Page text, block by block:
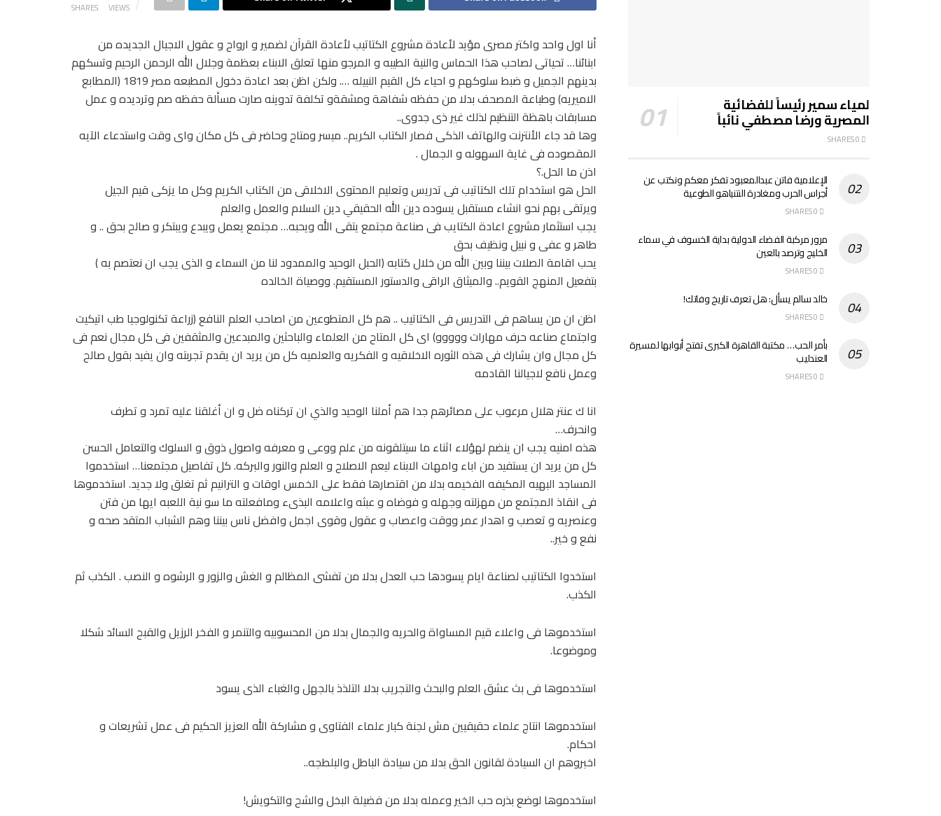
SHARES VIEWS
أنا اول واحد واكتر مصرى مؤيد لأعادة مشروع الكتاتيب لأعادة القرآن لضمير و ارواح و عقول الاجيال الجديده من
ابنائنا… تحياتى لصاحب هذا الحماس والنية الطيبه و المرجو منها تعلق الابناء بعظمة وجلال الله الرحمن الرحيم وتسكهم
بدينهم الجميل و ضبط سلوكهم و احياء كل القيم النبيله …. ولكن اظن بعد اعادة دخول المطبعه مصر 1819 (المطابع
الاميريه) وطباعة المصحف بدلا من حفظه شفاهة ومشقةو تكلفة تدوينه صارت مسألة حفظه صم وترديده و عمل
مسابقات باهظة التنظيم لذلك غير ذى جدوى..
وها قد جاء الأنترنت والهاتف الذكى فصار الكتاب الكريم.. ميسر ومتاح وحاضر فى كل مكان واى وقت واستدعاء الآيه
المقصوده فى غاية السهوله و الجمال .
اذن ما الحل.؟
الحل هو استخدام تلك الكتاتيب فى تدريس وتعليم المحتوى الاخلاقى من الكتاب الكريم وكل ما يزكى قيم الجيل
ويرتقى بهم نحو انشاء مستقبل يسوده دين الله الحقيقي دين السلام والعمل والعلم
يجب استثمار مشروع اعادة الكتايب فى صناعة مجتمع يتقى الله ويحبه… مجتمع يعمل ويبدع ويبتكر و صالح بحق .. و
طاهر و عفى و نبيل ونظيف بحق
يحب اقامة الصلات بيننا وبين الله من خلال كتابه (الحبل الوحيد والممدود لنا من السماء و الذى يجب ان نعتصم به )
بتفعيل المنهج القويم.. والميثاق الراقى والدستور المستقيم. ووصياة الخالده
اظن ان من يساهم فى التدريس فى الكتاتيب .. هم كل المتطوعين من اصاحب العلم النافع (زراعة تكنولوجيا طب اتيكيت
واجتماع صناعه حرف مهارات ووووو) اى كل المتاح من العلماء والباحثين والمبدعين والمثقفين فى كل مجال نعم فى
كل مجال وان يشارك فى هذه الثوره الاخلاقيه و الفكريه والعلميه كل من يريد ان يقدم تجربته وان يفيد بقول صالح
وعمل نافع لاجيالنا القادمه
انا ك عنتر هلال مرعوب على مصائرهم جدا هم أملنا الوحيد والذي ان تركناه ضل و ان أغلقنا عليه تمرد و تطرف
وانحرف…
هذه امنيه يجب ان ينضم لهؤلاء اثناء ما سيتلقونه من علم ووعى و معرفه واصول ذوق و السلوك والتعامل الحسن
كل من يريد ان يستفيد من اباء وامهات الابناء ليعم الاصلاح و العلم والنور والبركه. كل تفاصيل مجتمعنا… استخدموا
المساجد البهيه المكيفه الفخيمه بدلا من اقتصارها فقط على الخمس اوقات و الترانيم ثم تغلق ولا جديد. استخدموها
فى انقاذ المجتمع من مهزلته وجهله و فوضاه و عبثه واعلامه البذىء ومافعلته ما سو نية اللعبه ايها من فتن
وعنصريه و تعصب و اهدار عمر ووقت واعصاب و عقول وقوى اجمل وافضل ناس بيننا وهم الشباب المتقد صحه و
نفع و خير..
استخدوا الكتاتيب لصناعة ايام يسودها حب العدل بدلا من تفشى المظالم و الغش والزور و الرشوه و النصب . الكذب ثم
الكذب.
استخدموها فى واعلاء قيم المساواة والحريه والجمال بدلا من المحسوبيه والتنمر و الفخر الرزيل والقبح السائد شكلا
وموضوعا.
استخدموها فى بث عشق العلم والبحث والتجريب بدلا التلذذ بالجهل والغباء الذى يسود
استخدموها انتاج علماء حقيقيين مش لجنة كبار علماء الفتاوى و مشاركة الله العزيز الحكيم فى عمل تشريعات و
احكام.
اخبروهم ان السيادة لقانون الحق بدلا من سيادة الباطل والبلطجه..
استخدموها لوضع بذره حب الخير وعمله بدلا من فضيلة البخل والشح والتكويش!
لمياء سمير رئيساً للفضائية
المصرية ورضا مصطفي نائباً
الإعلامية فاتن عبدالمعبود تفكر معكم ونكتب عن
أجراس الحرب ومغادرة النتنياهو الطوعية
مرور مركبة الفضاء الدولية بداية الخسوف في سماء
الخليج وترصد بالعين
خالد سالم يسأل: هل تعرف تاريخ وفاتك!
بأمر الحب… مكتبة القاهرة الكبرى تفتح أبوابها لمسيرة
العندليب